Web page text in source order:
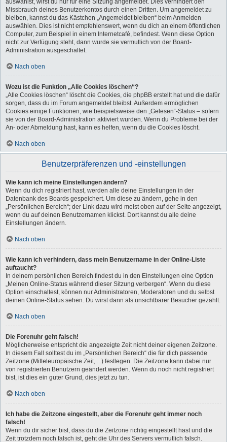
auswählst, wirst du nur für eine Sitzung angemeldet. Dies verhindert den
Missbrauch deines Benutzerkontos durch einen Dritten. Um angemeldet zu
bleiben, kannst du das Kästchen „Angemeldet bleiben“ beim Anmelden
auswählen. Dies ist nicht empfehlenswert, wenn du dich an einem öffentlichen
Computer, zum Beispiel in einem Internetcafé, befindest. Wenn diese Option
nicht zur Verfügung steht, dann wurde sie vermutlich von der Board-
Administration ausgeschaltet.
Nach oben
Wozu ist die Funktion „Alle Cookies löschen“?
„Alle Cookies löschen“ löscht die Cookies, die phpBB erstellt hat und die dafür
sorgen, dass du im Forum angemeldet bleibst. Außerdem ermöglichen
Cookies einige Funktionen, wie beispielsweise den „Gelesen“-Status – sofern
sie von der Board-Administration aktiviert wurden. Wenn du Probleme bei der
An- oder Abmeldung hast, kann es helfen, wenn du die Cookies löscht.
Nach oben
Benutzerpräferenzen und -einstellungen
Wie kann ich meine Einstellungen ändern?
Wenn du dich registriert hast, werden alle deine Einstellungen in der
Datenbank des Boards gespeichert. Um diese zu ändern, gehe in den
„Persönlichen Bereich“; der Link dazu wird meist oben auf der Seite angezeigt,
wenn du auf deinen Benutzernamen klickst. Dort kannst du alle deine
Einstellungen ändern.
Nach oben
Wie kann ich verhindern, dass mein Benutzername in der Online-Liste
auftaucht?
In deinem persönlichen Bereich findest du in den Einstellungen eine Option
„Meinen Online-Status während dieser Sitzung verbergen“. Wenn du diese
Option einschaltest, können nur Administratoren, Moderatoren und du selbst
deinen Online-Status sehen. Du wirst dann als unsichtbarer Besucher gezählt.
Nach oben
Die Forenuhr geht falsch!
Möglicherweise entspricht die angezeigte Zeit nicht deiner eigenen Zeitzone.
In diesem Fall solltest du im „Persönlichen Bereich“ die für dich passende
Zeitzone (Mitteleuropäische Zeit, ...) festlegen. Die Zeitzone kann dabei nur
von registrierten Benutzern geändert werden. Wenn du noch nicht registriert
bist, ist dies ein guter Grund, dies jetzt zu tun.
Nach oben
Ich habe die Zeitzone eingestellt, aber die Forenuhr geht immer noch
falsch!
Wenn du dir sicher bist, dass du die Zeitzone richtig eingestellt hast und die
Zeit trotzdem noch falsch ist, geht die Uhr des Servers vermutlich falsch.